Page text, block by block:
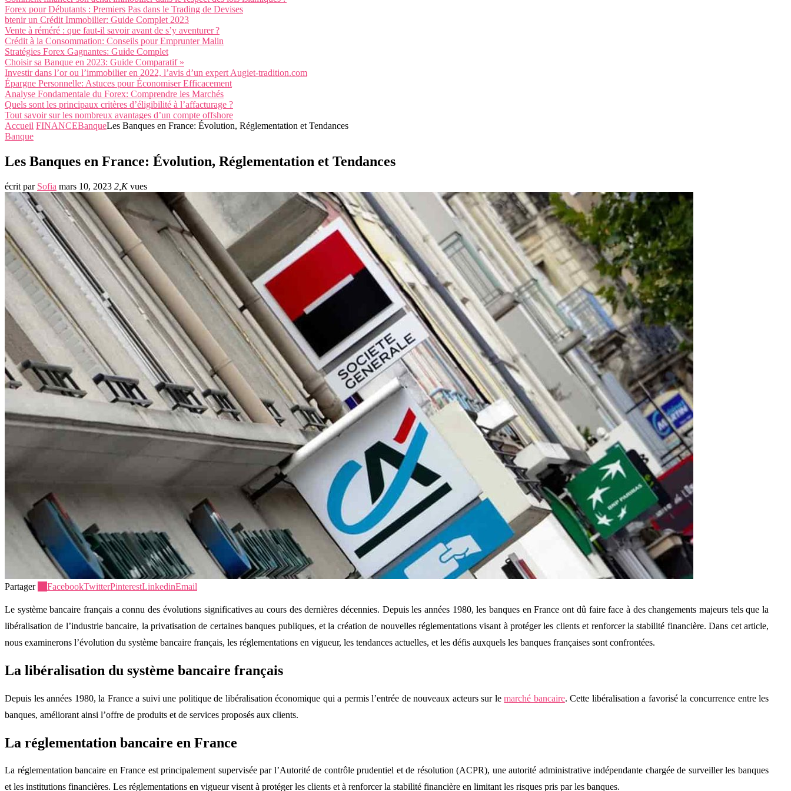
Forex pour Débutants : Premiers Pas dans le Trading de Devises
btenir un Crédit Immobilier: Guide Complet 2023
Vente à réméré : que faut-il savoir avant de s’y aventurer ?
Crédit à la Consommation: Conseils pour Emprunter Malin
Stratégies Forex Gagnantes: Guide Complet
Choisir sa Banque en 2023: Guide Comparatif »
Investir dans l’or ou l’immobilier en 2022, l’avis d’un expert Augiet-tradition.com
Épargne Personnelle: Astuces pour Économiser Efficacement
Analyse Fondamentale du Forex: Comprendre les Marchés
Quels sont les principaux critères d’éligibilité à l’affacturage ?
Tout savoir sur les nombreux avantages d’un compte offshore
Accueil FINANCEBanqueLes Banques en France: Évolution, Réglementation et Tendances
Banque
Les Banques en France: Évolution, Réglementation et Tendances
écrit par Sofia mars 10, 2023 2,Kvues
Partager FacebookTwitterPinterestLinkedinEmail
Le système bancaire français a connu des évolutions significatives au cours des dernières décennies. Depuis les années 1980, les banques en France ont dû faire face à des changements majeurs tels que la
libéralisation de l’industrie bancaire, la privatisation de certaines banques publiques, et la création de nouvelles réglementations visant à protéger les clients et renforcer la stabilité financière. Dans cet article,
nous examinerons l’évolution du système bancaire français, les réglementations en vigueur, les tendances actuelles, et les défis auxquels les banques françaises sont confrontées.
La libéralisation du système bancaire français
Depuis les années 1980, la France a suivi une politique de libéralisation économique qui a permis l’entrée de nouveaux acteurs sur lemarché bancaire. Cette libéralisation a favorisé la concurrence entre les
banques, améliorant ainsi l’offre de produits et de services proposés aux clients.
La réglementation bancaire en France
La réglementation bancaire en France est principalement supervisée par l’Autorité de contrôle prudentiel et de résolution (ACPR), une autorité administrative indépendante chargée de surveiller les banques
et les institutions financières. Les réglementations en vigueur visent à protéger les clients et à renforcer la stabilité financière en limitant les risques pris par les banques.